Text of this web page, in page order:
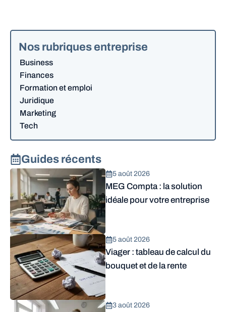
Nos rubriques entreprise
Business
Finances
Formation et emploi
Juridique
Marketing
Tech
Guides récents
5 août 2026
MEG Compta : la solution
idéale pour votre entreprise
5 août 2026
Viager : tableau de calcul du
bouquet et de la rente
3 août 2026